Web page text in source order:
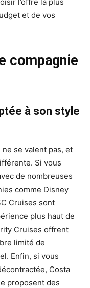
et de vos
compagnie
à son style
se valent pas, et
Si vous
de nombreuses
comme Disney
Cruises sont
plus haut de
Cruises offrent
limité de
Enfin, si vous
Costa
proposent des